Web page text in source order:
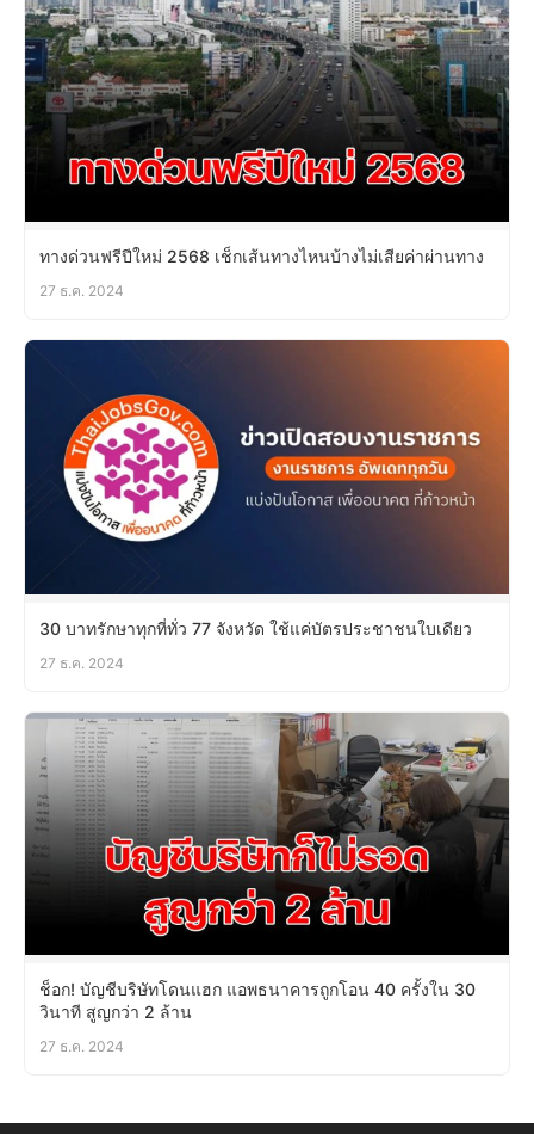
ทางด่วนฟรีปีใหม่ 2568 เช็กเส้นทางไหนบ้างไม่เสียค่าผ่านทาง
27 ธ.ค. 2024
30 บาทรักษาทุกที่ทั่ว 77 จังหวัด ใช้แค่บัตรประชาชนใบเดียว
27 ธ.ค. 2024
ช็อก! บัญชีบริษัทโดนแฮก แอพธนาคารถูกโอน 40 ครั้งใน 30
วินาที สูญกว่า 2 ล้าน
27 ธ.ค. 2024